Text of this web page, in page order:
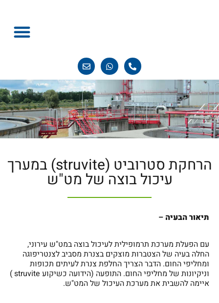
הרחקת סטרוביט (struvite) במערך
עיכול בוצה של מט"ש
תיאור הבעיה –
עם הפעלת מערכת תרמופילית לעיכול בוצה במט"ש עירוני,
החלה בעיה של הצטברות מוצקים בצנרת מסביב לצנטריפוגה
ומחליפי החום. הדבר הצריך החלפת צנרת לעיתים תכופות
וניקיונות של מחליפי החום. התופעה (הידועה כשיקוע struvite )
איימה להשבית את מערכת העיכול של המט"ש.